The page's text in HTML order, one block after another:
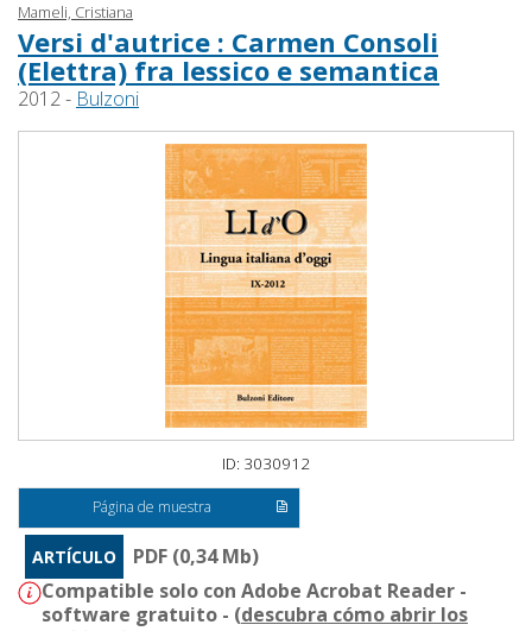
Mameli, Cristiana
Versi d'autrice : Carmen Consoli
(Elettra) fra lessico e semantica
2012 - Bulzoni
ID: 3030912
Página de muestra
ARTÍCULO
PDF (0,34 Mb)
Compatible solo con Adobe Acrobat Reader -
software gratuito - (descubra cómo abrir los